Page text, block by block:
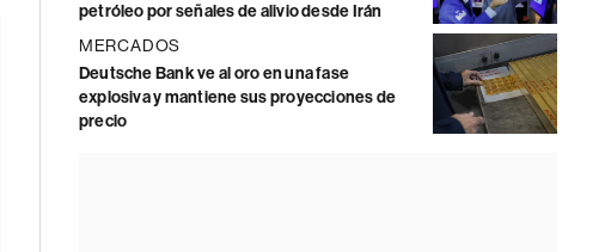
petróleo por señales de alivio desde Irán
MERCADOS
Deutsche Bank ve al oro en una fase
explosiva y mantiene sus proyecciones de
precio